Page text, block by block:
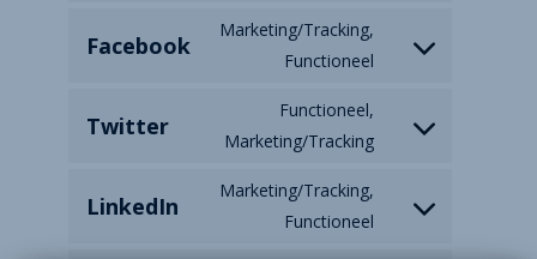
Facebook
Marketing/Tracking,
Functioneel
Twitter
Functioneel,
Marketing/Tracking
LinkedIn
Marketing/Tracking,
Functioneel
Mijn Situatie